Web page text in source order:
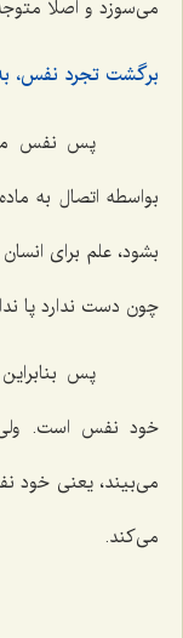
مى‌سوزد و اصلًا
برگشت تجرد نفس،
پس نفس
بواسطه اتصال به
بشود، علم براى
چون دست ندارد پا
پس
خود نفس است.
مى‌بیند، یعنى خود
مى‌كند.